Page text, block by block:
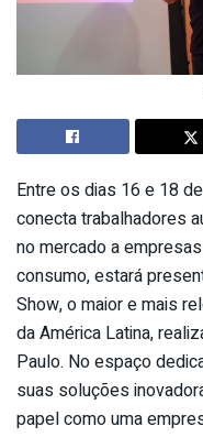
Entre os dias 16 e 18
conecta trabalhadores
no mercado a
consumo, estará
Show, o maior e mais
da América Latina,
Paulo. No espaço
suas soluções
papel como uma